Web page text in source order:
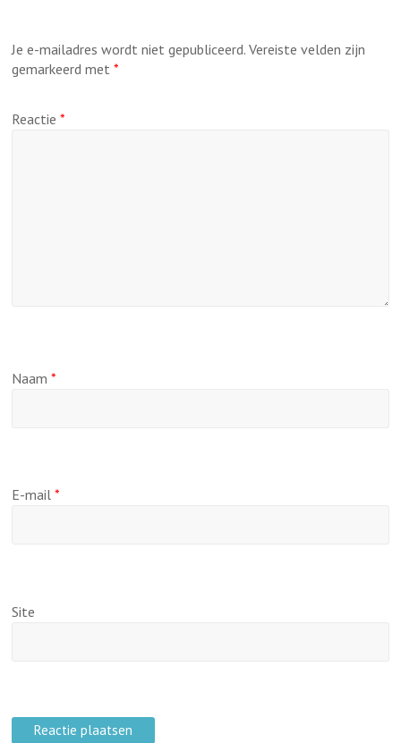
Je e-mailadres wordt niet gepubliceerd. Vereiste velden zijn
gemarkeerd met*
Reactie*
Naam*
E-mail*
Site